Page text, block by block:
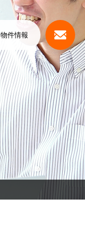
物件情報